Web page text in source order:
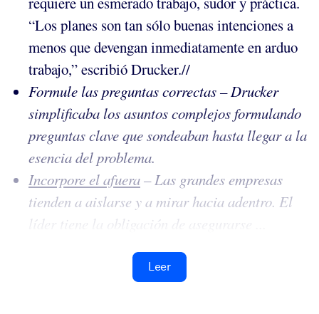
“Los planes son tan sólo buenas intenciones a
menos que devengan inmediatamente en arduo
trabajo,” escribió Drucker.//
Formule las preguntas correctas – Drucker
simplificaba los asuntos complejos formulando
preguntas clave que sondeaban hasta llegar a la
esencia del problema.
Incorpore el afuera– Las grandes empresas
tienden a aislarse y a mirar hacia adentro. El
líder tiene la obligación de asegurarse ...
Leer